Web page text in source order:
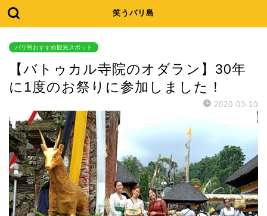
笑うバリ島
バリ島おすすめ観光スポット
【バトゥカル寺院のオダラン】30年
に1度のお祭りに参加しました！
2020-03-10